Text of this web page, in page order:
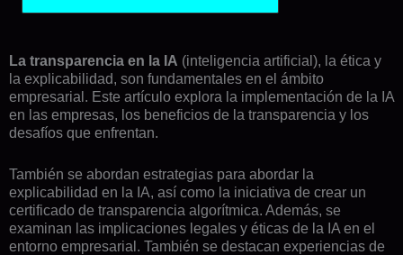
La transparencia en la IA (inteligencia artificial), la ética y
la explicabilidad, son fundamentales en el ámbito
empresarial. Este artículo explora la implementación de la IA
en las empresas, los beneficios de la transparencia y los
desafíos que enfrentan.
También se abordan estrategias para abordar la
explicabilidad en la IA, así como la iniciativa de crear un
certificado de transparencia algorítmica. Además, se
examinan las implicaciones legales y éticas de la IA en el
entorno empresarial. También se destacan experiencias de